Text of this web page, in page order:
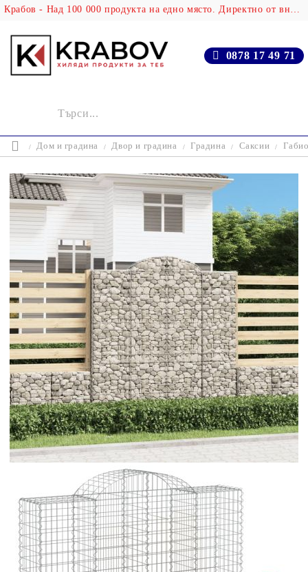
Крабов - Над 100 000 продукта на едно място. Директно от вносителя!
0878 17 49 71
Дом и градина Двор и градина Градина Саксии